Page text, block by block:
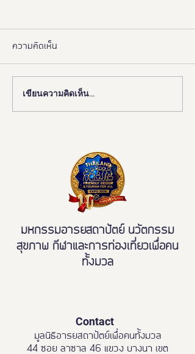
งานดี “ยูดี” ที่ทุกคนต้องห้าม
พลาด!
ความคิดเห็น
เขียนความคิดเห็น…
มหกรรมอารยสถาปัตย์ นวัตกรรม
สุขภาพ กีฬาและการท่องเที่ยวเพื่อคน
ทั้งมวล
Contact
มูลนิธิอารยสถาปัตย์เพื่อคนทั้งมวล
44 ซอย ลาซาล 46 แขวง บางนา เขต